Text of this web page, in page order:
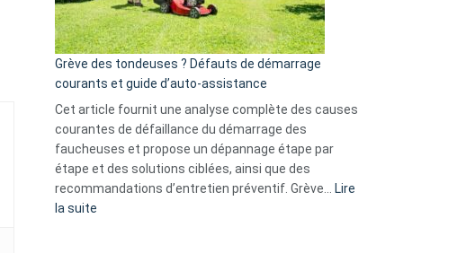
5
avantages
essentiels
de
la
S330
eufy
Grève des tondeuses ? Défauts de démarrage
courants et guide d’auto-assistance
Cet article fournit une analyse complète des causes
courantes de défaillance du démarrage des
faucheuses et propose un dépannage étape par
étape et des solutions ciblées, ainsi que des
recommandations d’entretien préventif. Grève…
Lire
la suite